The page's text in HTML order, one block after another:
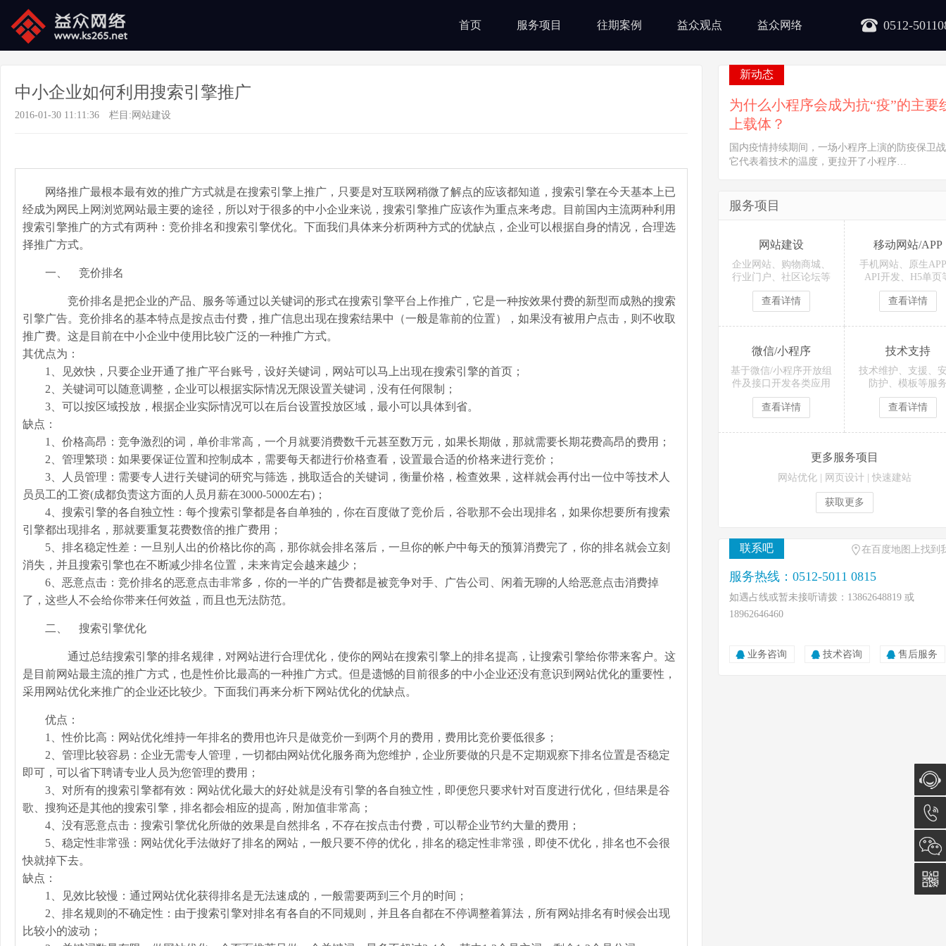
0512-
首页 服务项目 往期案例 益众观点 益众网络
中小企业如何利用搜索引擎推广
2016-01-30 11:11:36 栏目: 网站建设
网络推广最根本最有效的推广方式就是在搜索引擎上推广，只要是对互联网稍微了解点的应该都知道，搜索引擎在今天基本上已
经成为网民上网浏览网站最主要的途径，所以对于很多的中小企业来说，搜索引擎推广应该作为重点来考虑。目前国内主流两种利用
搜索引擎推广的方式有两种：竞价排名和搜索引擎优化。下面我们具体来分析两种方式的优缺点，企业可以根据自身的情况，合理选
择推广方式。
一、 竞价排名
竞价排名是把企业的产品、服务等通过以关键词的形式在搜索引擎平台上作推广，它是一种按效果付费的新型而成熟的搜索
引擎广告。竞价排名的基本特点是按点击付费，推广信息出现在搜索结果中（一般是靠前的位置），如果没有被用户点击，则不收取
推广费。这是目前在中小企业中使用比较广泛的一种推广方式。
其优点为：
1、见效快，只要企业开通了推广平台账号，设好关键词，网站可以马上出现在搜索引擎的首页；
2、关键词可以随意调整，企业可以根据实际情况无限设置关键词，没有任何限制；
3、可以按区域投放，根据企业实际情况可以在后台设置投放区域，最小可以具体到省。
缺点：
1、价格高昂：竞争激烈的词，单价非常高，一个月就要消费数千元甚至数万元，如果长期做，那就需要长期花费高昂的费用；
2、管理繁琐：如果要保证位置和控制成本，需要每天都进行价格查看，设置最合适的价格来进行竞价；
3、人员管理：需要专人进行关键词的研究与筛选，挑取适合的关键词，衡量价格，检查效果，这样就会再付出一位中等技术人
员员工的工资(成都负责这方面的人员月薪在3000-5000左右)；
4、搜索引擎的各自独立性：每个搜索引擎都是各自单独的，你在百度做了竞价后，谷歌那不会出现排名，如果你想要所有搜索
引擎都出现排名，那就要重复花费数倍的推广费用；
5、排名稳定性差：一旦别人出的价格比你的高，那你就会排名落后，一旦你的帐户中每天的预算消费完了，你的排名就会立刻
消失，并且搜索引擎也在不断减少排名位置，未来肯定会越来越少；
6、恶意点击：竞价排名的恶意点击非常多，你的一半的广告费都是被竞争对手、广告公司、闲着无聊的人给恶意点击消费掉
了，这些人不会给你带来任何效益，而且也无法防范。
二、 搜索引擎优化
通过总结搜索引擎的排名规律，对网站进行合理优化，使你的网站在搜索引擎上的排名提高，让搜索引擎给你带来客户。这
是目前网站最主流的推广方式，也是性价比最高的一种推广方式。但是遗憾的目前很多的中小企业还没有意识到网站优化的重要性，
采用网站优化来推广的企业还比较少。下面我们再来分析下网站优化的优缺点。
优点：
1、性价比高：网站优化维持一年排名的费用也许只是做竞价一到两个月的费用，费用比竞价要低很多；
2、管理比较容易：企业无需专人管理，一切都由网站优化服务商为您维护，企业所要做的只是不定期观察下排名位置是否稳定
即可，可以省下聘请专业人员为您管理的费用；
3、对所有的搜索引擎都有效：网站优化最大的好处就是没有引擎的各自独立性，即便您只要求针对百度进行优化，但结果是谷
歌、搜狗还是其他的搜索引擎，排名都会相应的提高，附加值非常高；
4、没有恶意点击：搜索引擎优化所做的效果是自然排名，不存在按点击付费，可以帮企业节约大量的费用；
5、稳定性非常强：网站优化手法做好了排名的网站，一般只要不停的优化，排名的稳定性非常强，即使不优化，排名也不会很
快就掉下去。
缺点：
1、见效比较慢：通过网站优化获得排名是无法速成的，一般需要两到三个月的时间；
2、排名规则的不确定性：由于搜索引擎对排名有各自的不同规则，并且各自都在不停调整着算法，所有网站排名有时候会出现
比较小的波动；
新动态
为什么小程序会成为抗“疫”的主要
上载体？
国内疫情持续期间，一场小程序上演的防疫保卫
它代表着技术的温度，更拉开了小程序…
服务项目
网站建设
企业网站、购物商城、
行业门户、社区论坛等
查看详情
移动网站/APP
手机网站、原生
API开发、H5单页
查看详情
微信/小程序
基于微信/小程序开放组
件及接口开发各类应用
查看详情
技术支持
技术维护、支援、
防护、模板等服
查看详情
更多服务项目
网站优化 网页设计 快速建站
获取更多
联系吧 在百度地图上找到
服务热线：0512-5011 0815
如遇占线或暂未接听请拨：13862648819 或
18962646460
业务咨询 技术咨询 售后服务
在线咨
询
0512-
5011